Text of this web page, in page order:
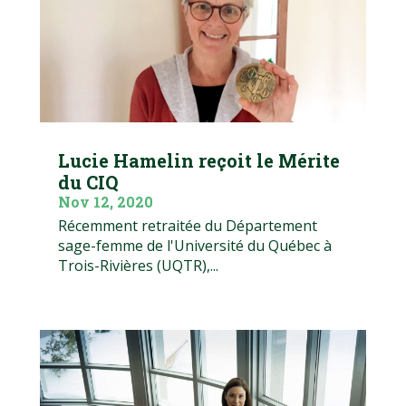
Lucie Hamelin reçoit le Mérite
du CIQ
Nov 12, 2020
Récemment retraitée du Département
sage-femme de l'Université du Québec à
Trois-Rivières (UQTR),...